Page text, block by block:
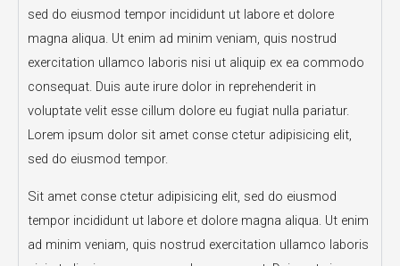
sed do eiusmod tempor incididunt ut labore et dolore
magna aliqua. Ut enim ad minim veniam, quis nostrud
exercitation ullamco laboris nisi ut aliquip ex ea commodo
consequat. Duis aute irure dolor in reprehenderit in
voluptate velit esse cillum dolore eu fugiat nulla pariatur.
Lorem ipsum dolor sit amet conse ctetur adipisicing elit,
sed do eiusmod tempor.
Sit amet conse ctetur adipisicing elit, sed do eiusmod
tempor incididunt ut labore et dolore magna aliqua. Ut enim
ad minim veniam, quis nostrud exercitation ullamco laboris